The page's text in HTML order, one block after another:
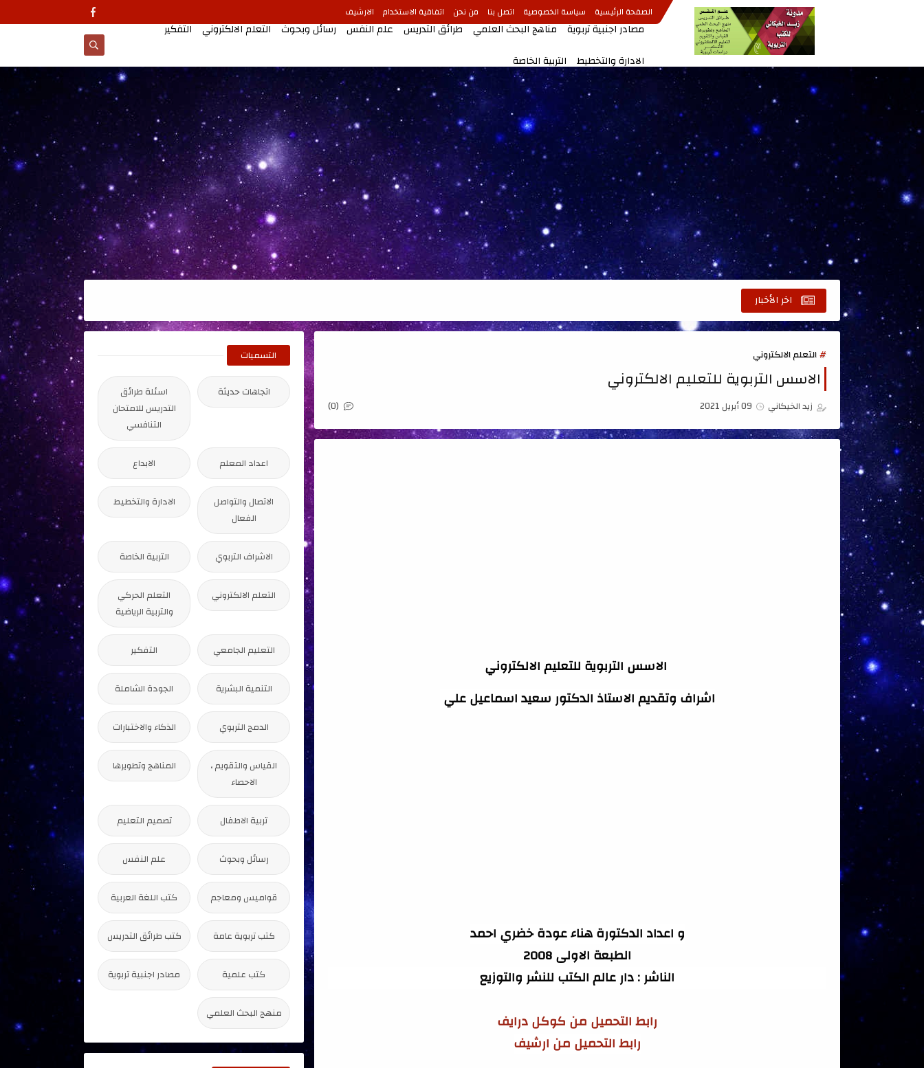
الصفحة الرئيسية سياسة الخصوصية اتصل بنا من نحن اتفاقية الاستخدام الارشيف
مصادر اجنبية تربوية مناهج البحث العلمي طرائق التدريس علم النفس رسائل وبحوث التعلم الالكتروني التفكير
الادارة والتخطيط
التربية الخاصة
اخر الأخبار معالجات تطبيقية
التعلم الالكتروني
الاسس التربوية للتعليم الالكتروني
زيد الخيكاني 09 أبريل 2021 (0)
الاسس التربوية للتعليم الالكتروني
اشراف وتقديم الاستاذ الدكتور سعيد اسماعيل علي
و اعداد الدكتورة هناء عودة خضري احمد
الطبعة الاولى 2008
الناشر : دار عالم الكتب للنشر والتوزيع
رابط التحميل من كوكل درايف
رابط التحميل من ارشيف
التسميات
اتجاهات حديثة
اسئلة طرائق
التدريس للامتحان
التنافسي
اعداد المعلم الابداع
الاتصال والتواصل
الفعال
الادارة والتخطيط
الاشراف التربوي التربية الخاصة
التعلم الالكتروني
التعلم الحركي
والتربية الرياضية
التعليم الجامعي التفكير
التنمية البشرية الجودة الشاملة
الدمج التربوي الذكاء والاختبارات
القياس والتقويم ،
الاحصاء
المناهج وتطويرها
تربية الاطفال تصميم التعليم
رسائل وبحوث علم النفس
قواميس ومعاجم كتب اللغة العربية
كتب تربوية عامة كتب طرائق التدريس
كتب علمية مصادر اجنبية تربوية
منهج البحث العلمي